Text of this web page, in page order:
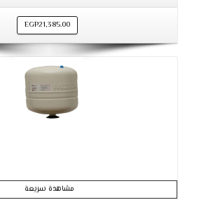
EGP21,385.00
التفاصيل
مشاهدة سريعة